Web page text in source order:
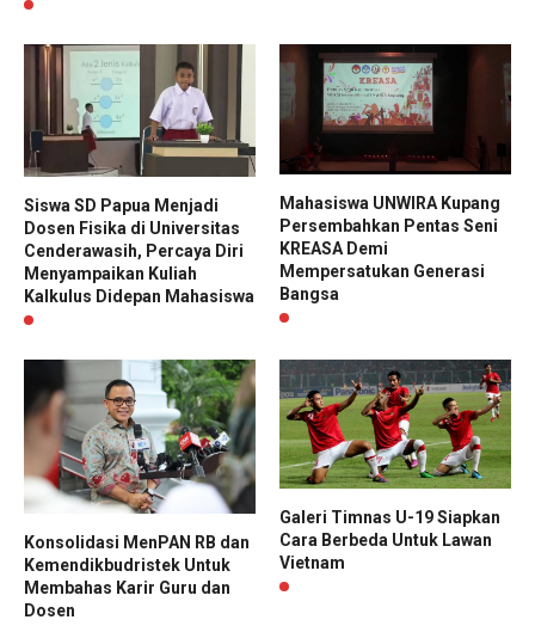
Siswa SD Papua Menjadi
Dosen Fisika di Universitas
Cenderawasih, Percaya Diri
Menyampaikan Kuliah
Kalkulus Didepan Mahasiswa
Mahasiswa UNWIRA Kupang
Persembahkan Pentas Seni
KREASA Demi
Mempersatukan Generasi
Bangsa
Konsolidasi MenPAN RB dan
Kemendikbudristek Untuk
Membahas Karir Guru dan
Dosen
Galeri Timnas U-19 Siapkan
Cara Berbeda Untuk Lawan
Vietnam